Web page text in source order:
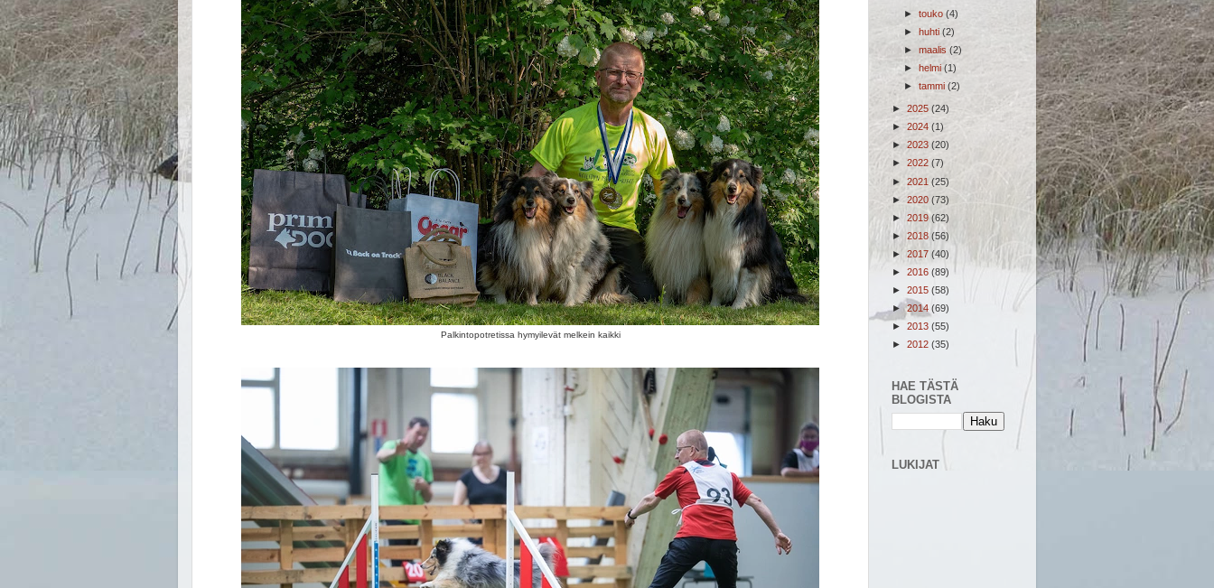
Palkintopotretissa hymyilevät melkein kaikki
► touko (4)
► huhti (2)
► maalis (2)
► helmi (1)
► tammi (2)
► 2025 (24)
► 2024 (1)
► 2023 (20)
► 2022 (7)
► 2021 (25)
► 2020 (73)
► 2019(62)
► 2018(56)
► 2017 (40)
► 2016 (89)
► 2015 (58)
►2014 (69)
► 2013 (55)
► 2012 (35)
HAE TÄSTÄ
BLOGISTA
LUKIJAT